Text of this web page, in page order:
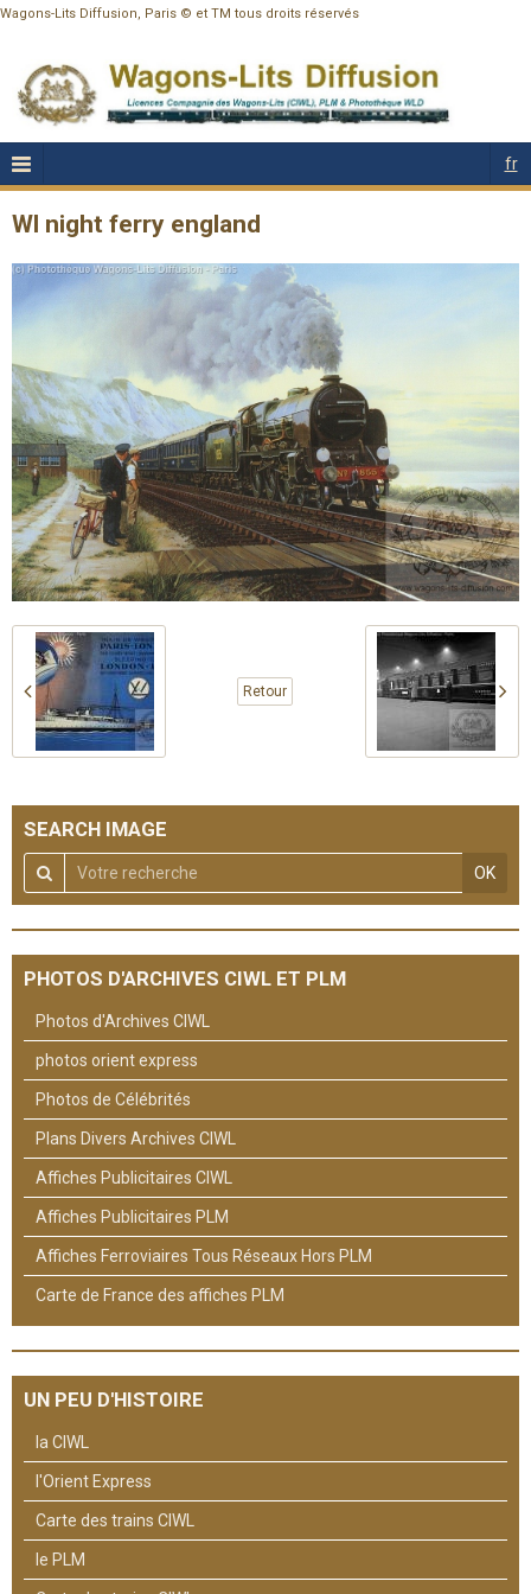
Wagons-Lits Diffusion, Paris © et TM tous droits réservés
fr
Wl night ferry england
Retour
SEARCH IMAGE
OK
PHOTOS D'ARCHIVES CIWL ET PLM
Photos d'Archives CIWL
photos orient express
Photos de Célébrités
Plans Divers Archives CIWL
Affiches Publicitaires CIWL
Affiches Publicitaires PLM
Affiches Ferroviaires Tous Réseaux Hors PLM
Carte de France des affiches PLM
UN PEU D'HISTOIRE
la CIWL
l'Orient Express
Carte des trains CIWL
le PLM